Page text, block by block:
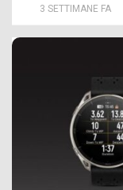
3 SETTIMANE FA